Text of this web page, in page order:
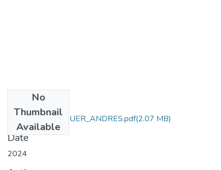
No
Thumbnail
Available
DORIA_DIAZ_EDUER_ANDRES.pdf(2.07 MB)
Date
2024